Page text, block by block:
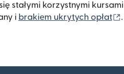
stałymi korzystnymi kursami
i brakiem ukrytych opłat .